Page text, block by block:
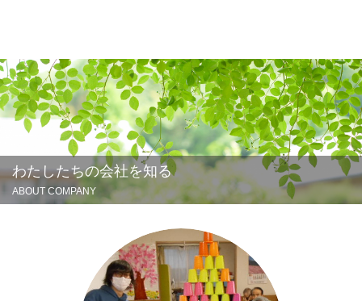
わたしたちの会社を知る
ABOUT COMPANY